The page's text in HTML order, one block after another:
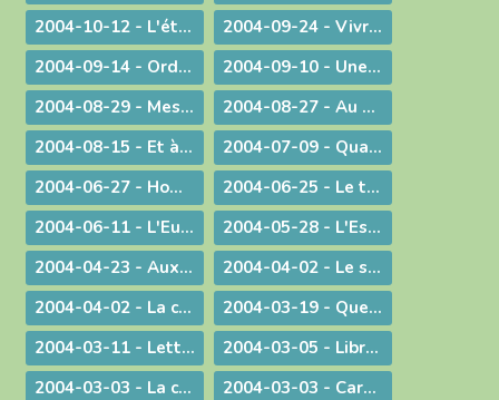
2004-10-12 - L'étrange pouvoir du clown
2004-09-24 - Vivre en Eglise
2004-09-14 - Ordination sacerdotale à la Chartreuse de Portes
2004-09-10 - Une année eucharistique, 2005
2004-08-29 - Message aux catholiques de Bourg et des environs
2004-08-27 - Au seuil de la nouvelle année pastorale
2004-08-15 - Et à l'heure de notre mort
2004-07-09 - Quand Dieu est reconduit à la frontière
2004-06-27 - Homélie pour les ordinations
2004-06-25 - Le temps des changements
2004-06-11 - L'Eucharistie dans le réalisme de sa célébration
2004-05-28 - L'Esprit de Vérité, "que le Père enverra en mon nom"
2004-04-23 - Aux heures d'incertitude : une figure de sainteté sacerdotale
2004-04-02 - Le sérieux de l'existence humaine
2004-04-02 - La charité ne se sous-traite pas
2004-03-19 - Quel avenir pour le monde ?
2004-03-11 - Lettre au Cardinal Rouco Varela, archevêque de Madrid, après les attentats du 11 mars 2004
2004-03-05 - Libre méditation sur le récit des tentations du Christ
2004-03-03 - La conversion est possible
2004-03-03 - Carême : Lettre pastorale & Courrier aux prêtres du diocèse